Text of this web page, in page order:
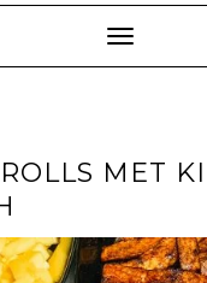
Toggle
MET